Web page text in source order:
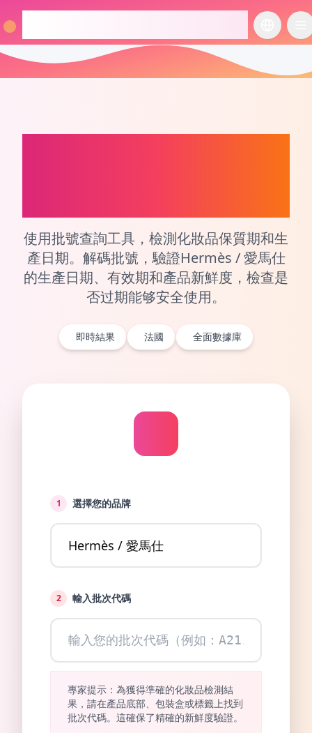
切换语言
使用批號查詢工具，檢測化妝品保質期和生
產日期。解碼批號，驗證Hermès / 愛馬仕
的生產日期、有效期和產品新鮮度，檢查是
否过期能够安全使用。
即時結果 法國 全面數據庫
1 選擇您的品牌
2 輸入批次代碼
專家提示：為獲得準確的化妝品檢測結
果，請在產品底部、包裝盒或標籤上找到
批次代碼。這確保了精確的新鮮度驗證。